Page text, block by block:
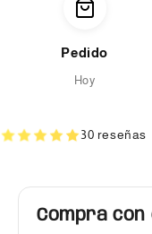
Pedido
Hoy
30 reseñas
Compra